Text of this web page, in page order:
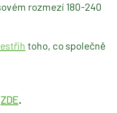
rozmezí 180-240
toho, co společně
ZDE.